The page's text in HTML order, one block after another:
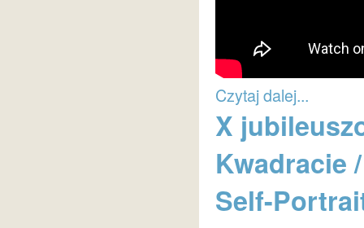
Czytaj dalej...
X
Kwadracie
Self-